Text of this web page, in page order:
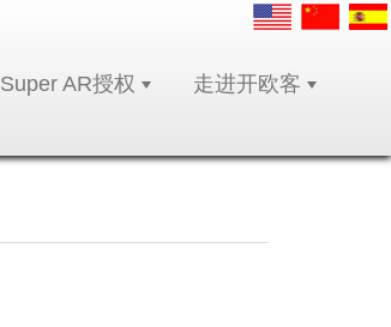
Super AR授权 走进开欧客